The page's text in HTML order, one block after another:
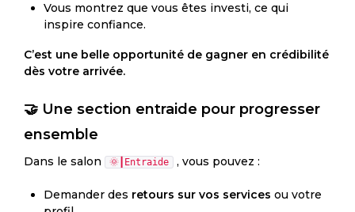
Vous montrez que vous êtes investi, ce qui
inspire confiance.
C’est une belle opportunité de gagner en crédibilité
dès votre arrivée.
🤝 Une section entraide pour progresser
ensemble
Dans le salon 🌞┃Entraide , vous pouvez :
Demander des retours sur vos services ou votre